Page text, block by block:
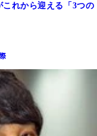
れから迎える「3つの